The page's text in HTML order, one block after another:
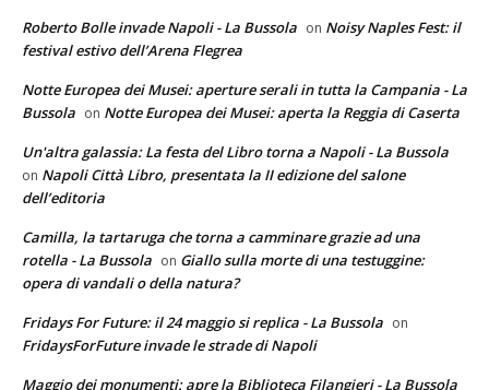
Roberto Bolle invade Napoli - La Bussola on Noisy Naples Fest: il
festival estivo dell’Arena Flegrea
Notte Europea dei Musei: aperture serali in tutta la Campania - La
Bussola on Notte Europea dei Musei: aperta la Reggia di Caserta
Un'altra galassia: La festa del Libro torna a Napoli - La Bussola
on Napoli Città Libro, presentata la II edizione del salone
dell’editoria
Camilla, la tartaruga che torna a camminare grazie ad una
rotella - La Bussola on Giallo sulla morte di una testuggine:
opera di vandali o della natura?
Fridays For Future: il 24 maggio si replica - La Bussola on
FridaysForFuture invade le strade di Napoli
Maggio dei monumenti: apre la Biblioteca Filangieri - La Bussola